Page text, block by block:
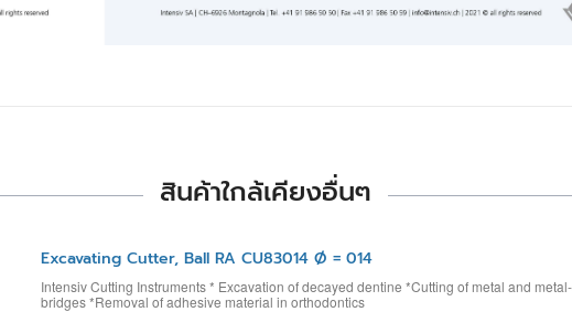
สินค้าใกล้เคียงอื่นๆ
Excavating Cutter, Ball RA CU83014 Ø = 014
Intensiv Cutting Instruments * Excavation of decayed dentine *Cutting of metal and
bridges *Removal of adhesive material in orthodontics